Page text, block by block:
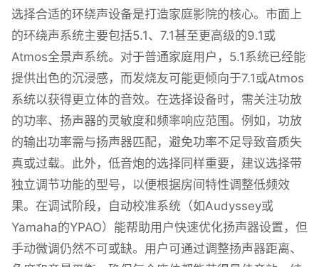
选择合适的环绕声设备是打造家庭影院的核心。市面上
的环绕声系统主要包括5.1、7.1甚至更高级的9.1或
Atmos全景声系统。对于普通家庭用户，5.1系统已经能
提供出色的沉浸感，而发烧友可能更倾向于7.1或Atmos
系统以获得更立体的音效。在选择设备时，需关注功放
的功率、扬声器的灵敏度和频率响应范围。例如，功放
的输出功率需与扬声器匹配，避免功率不足导致音质失
真或过载。此外，低音炮的选择同样重要，建议选择带
独立调节功能的型号，以便根据房间特性调整低频效
果。在调试阶段，自动校准系统（如Audyssey或
Yamaha的YPAO）能帮助用户快速优化扬声器设置，但
手动微调仍然不可或缺。用户可通过调整扬声器距离、